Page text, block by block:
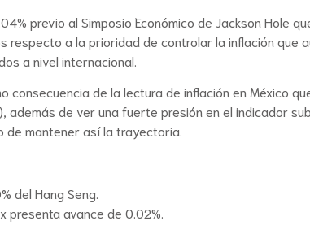
previo al Simposio Económico de Jackson Hole
respecto a la prioridad de controlar la inflación que
a nivel internacional.
consecuencia de la lectura de inflación en México
de ver una fuerte presión en el indicador
de mantener así la trayectoria.
del Hang Seng.
presenta avance de 0.02%.